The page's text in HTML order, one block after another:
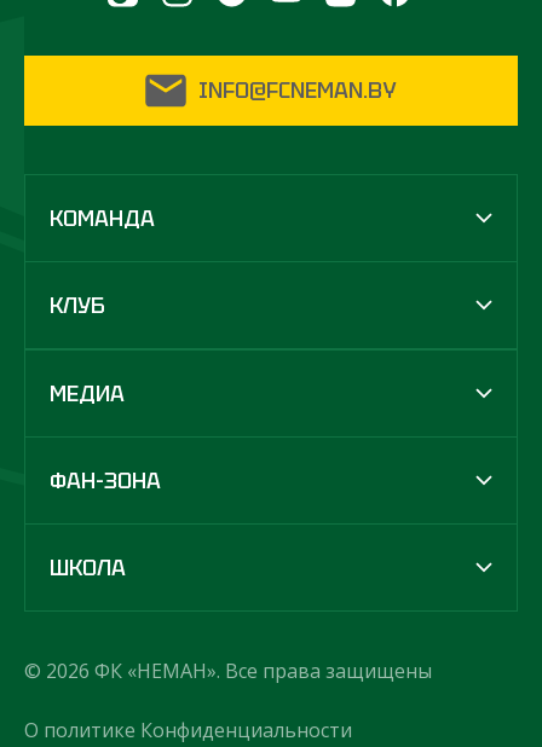
INFO@FCNEMAN.BY
КОМАНДА
КЛУБ
МЕДИА
ФАН-ЗОНА
ШКОЛА
© 2026 ФК «НЕМАН». Все права защищены
О политике Конфиденциальности